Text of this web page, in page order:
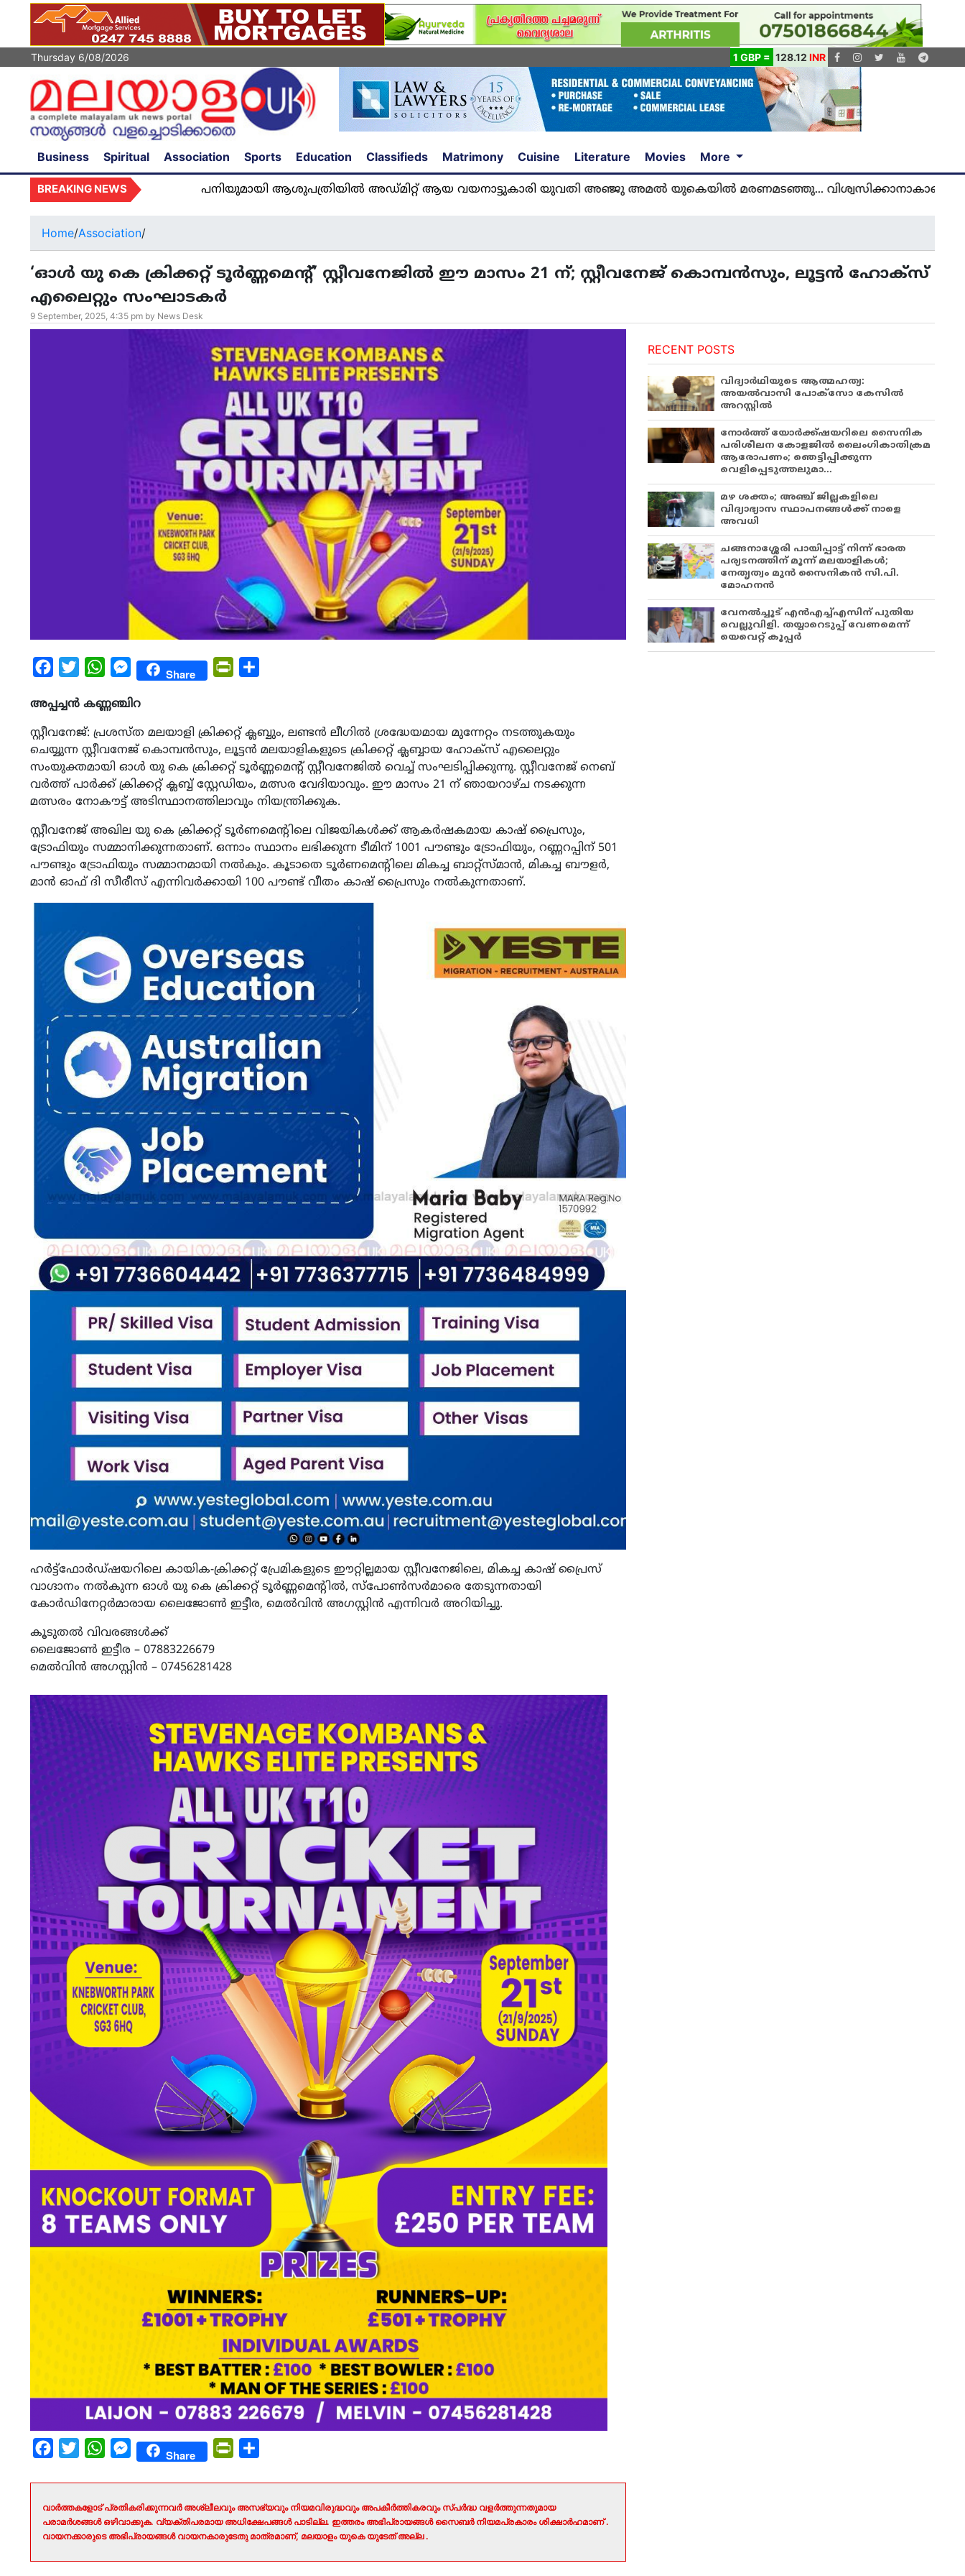
Thursday 6/08/2026 1 GBP = 128.12 INR
Business Spiritual Association Sports Education Classifieds Matrimony Cuisine Literature Movies More
BREAKING NEWSപനിയുമായി ആശുപത്രിയിൽ അഡ്മിറ്റ് ആയ വയനാട്ടുകാരി യുവതി അഞ്ജു അമൽ യുകെയിൽ മരണമടഞ്ഞു... വിശ്വസിക്കാനാകാതെ യുകെ
Home/Association/
‘ഓൾ യു കെ ക്രിക്കറ്റ് ടൂർണ്ണമെന്റ്’ സ്റ്റീവനേജിൽ ഈ മാസം 21 ന്; സ്റ്റീവനേജ് കൊമ്പൻസും, ലൂട്ടൻ ഹോക്സ്‌
എലൈറ്റും സംഘാടകർ
9 September, 2025, 4:35 pm by News Desk
Facebook
Twitter WhatsAppMessengerShare PrintFriendly
അപ്പച്ചൻ കണ്ണഞ്ചിറ
സ്റ്റീവനേജ്: പ്രശസ്ത മലയാളി ക്രിക്കറ്റ് ക്ലബ്ബും, ലണ്ടൻ ലീഗിൽ ശ്രദ്ധേയമായ മുന്നേറ്റം നടത്തുകയും
ചെയ്യുന്ന സ്റ്റീവനേജ് കൊമ്പൻസും, ലൂട്ടൻ മലയാളികളുടെ ക്രിക്കറ്റ് ക്ലബ്ബായ ഹോക്സ് എലൈറ്റും
സംയുക്തമായി ഓൾ യു കെ ക്രിക്കറ്റ് ടൂർണ്ണമെന്റ് സ്റ്റീവനേജിൽ വെച്ച് സംഘടിപ്പിക്കുന്നു. സ്റ്റീവനേജ് നെബ്
വർത്ത് പാർക്ക് ക്രിക്കറ്റ് ക്ലബ്ബ് സ്റ്റേഡിയം, മത്സര വേദിയാവും. ഈ മാസം 21 ന് ഞായറാഴ്ച നടക്കുന്ന
മത്സരം നോകൗട്ട് അടിസ്ഥാനത്തിലാവും നിയന്ത്രിക്കുക.
സ്റ്റീവനേജ് അഖില യു കെ ക്രിക്കറ്റ് ടൂർണമെന്റിലെ വിജയികൾക്ക് ആകർഷകമായ കാഷ് പ്രൈസും,
ട്രോഫിയും സമ്മാനിക്കുന്നതാണ്. ഒന്നാം സ്ഥാനം ലഭിക്കുന്ന ടീമിന് 1001 പൗണ്ടും ട്രോഫിയും, റണ്ണറപ്പിന് 501
പൗണ്ടും ട്രോഫിയും സമ്മാനമായി നൽകും. കൂടാതെ ടൂർണമെന്റിലെ മികച്ച ബാറ്റ്‌സ്മാൻ, മികച്ച ബൗളർ,
മാൻ ഓഫ് ദി സീരീസ് എന്നിവർക്കായി 100 പൗണ്ട് വീതം കാഷ് പ്രൈസും നൽകുന്നതാണ്.
ഹർട്ട്ഫോർഡ്ഷയറിലെ കായിക-ക്രിക്കറ്റ് പ്രേമികളുടെ ഈറ്റില്ലമായ സ്റ്റീവനേജിലെ, മികച്ച കാഷ് പ്രൈസ്
വാഗ്ദാനം നൽകുന്ന ഓൾ യു കെ ക്രിക്കറ്റ് ടൂർണ്ണമെന്റിൽ, സ്പോൺസർമാരെ തേടുന്നതായി
കോർഡിനേറ്റർമാരായ ലൈജോൺ ഇട്ടീര, മെൽവിൻ അഗസ്റ്റിൻ എന്നിവർ അറിയിച്ചു.
കൂടുതൽ വിവരങ്ങൾക്ക്
ലൈജോൺ ഇട്ടീര – 07883226679
മെൽവിൻ അഗസ്റ്റിൻ – 07456281428
Facebook
Twitter WhatsAppMessengerShare PrintFriendly
വാർത്തകളോട് പ്രതികരിക്കുന്നവർ അശ്ലീലവും അസഭ്യവും നിയമവിരുദ്ധവും അപകീർത്തികരവും സ്പർദ്ധ വളർത്തുന്നതുമായ
പരാമർശങ്ങൾ ഒഴിവാക്കുക. വ്യക്തിപരമായ അധിക്ഷേപങ്ങൾ പാടില്ല. ഇത്തരം അഭിപ്രായങ്ങൾ സൈബർ നിയമപ്രകാരം ശിക്ഷാർഹമാണ് .
വായനക്കാരുടെ അഭിപ്രായങ്ങൾ വായനകാരുടേതു മാത്രമാണ്, മലയാളം യുകെ യുടേത് അല്ല .
RECENT POSTS
വിദ്യാർഥിയുടെ ആത്മഹത്യ:
അയൽവാസി പോക്സോ കേസിൽ
അറസ്റ്റിൽ
നോർത്ത് യോർക്ക്ഷയറിലെ സൈനിക
പരിശീലന കോളജിൽ ലൈംഗികാതിക്രമ
ആരോപണം; ഞെട്ടിപ്പിക്കുന്ന
വെളിപ്പെടുത്തലുമാ...
മഴ ശക്തം; അഞ്ച് ജില്ലകളിലെ
വിദ്യാഭ്യാസ സ്ഥാപനങ്ങൾക്ക് നാളെ
അവധി
ചങ്ങനാശ്ശേരി പായിപ്പാട്ട് നിന്ന് ഭാരത
പര്യടനത്തിന് മൂന്ന് മലയാളികൾ;
നേതൃത്വം മുൻ സൈനികൻ സി.പി.
മോഹനൻ
വേനൽച്ചൂട് എൻഎച്ച്എസിന് പുതിയ
വെല്ലുവിളി. തയ്യാറെടുപ്പ് വേണമെന്ന്
യെവെറ്റ് കൂപ്പർ